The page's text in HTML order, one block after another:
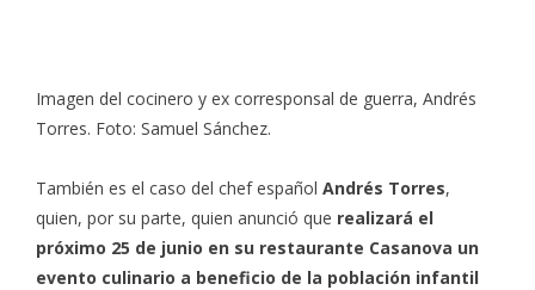
Imagen del cocinero y ex corresponsal de guerra, Andrés
Torres. Foto: Samuel Sánchez.
También es el caso del chef español Andrés Torres,
quien, por su parte, quien anunció que realizará el
próximo 25 de junio en su restaurante Casanova un
evento culinario a beneficio de la población infantil